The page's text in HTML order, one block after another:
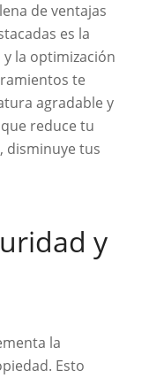
de ventajas
es la
la optimización
te
agradable y
reduce tu
disminuye tus
y
la
Esto